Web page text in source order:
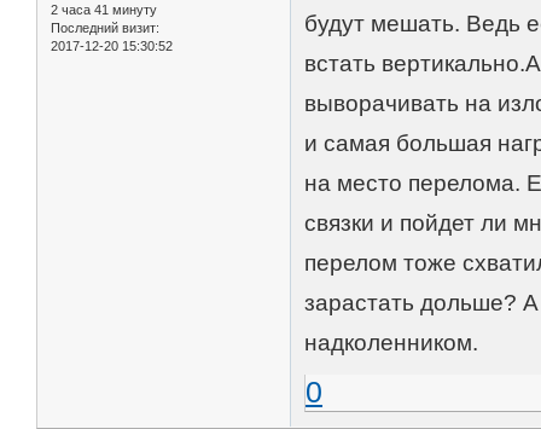
2 часа 41 минуту
Последний визит:
2017-12-20 15:30:52
будут мешать. Ведь
встать
выворачивать на
и самая большая
на место перелома.
связки и пойдет ли
перелом тоже
зарастать дольше?
надколенником.
0